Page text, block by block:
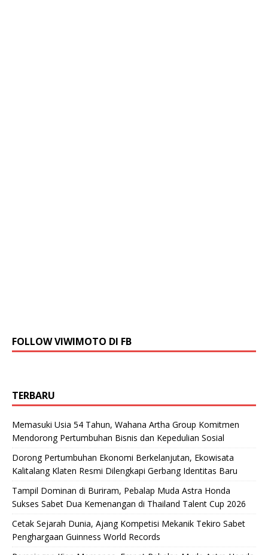
FOLLOW VIWIMOTO DI FB
TERBARU
Memasuki Usia 54 Tahun, Wahana Artha Group Komitmen
Mendorong Pertumbuhan Bisnis dan Kepedulian Sosial
Dorong Pertumbuhan Ekonomi Berkelanjutan, Ekowisata
Kalitalang Klaten Resmi Dilengkapi Gerbang Identitas Baru
Tampil Dominan di Buriram, Pebalap Muda Astra Honda
Sukses Sabet Dua Kemenangan di Thailand Talent Cup 2026
Cetak Sejarah Dunia, Ajang Kompetisi Mekanik Tekiro Sabet
Penghargaan Guinness World Records